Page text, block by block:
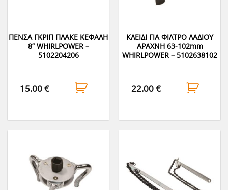
ΠΕΝΣΑ ΓΚΡΙΠ ΠΛΑΚΕ ΚΕΦΑΛΗ
8” WHIRLPOWER –
5102204206
15.00€
ΚΛΕΙΔΙ ΓΙΑ ΦΙΛΤΡΟ ΛΑΔΙΟΥ
ΑΡΑΧΝΗ 63-102mm
WHIRLPOWER – 5102638102
22.00€